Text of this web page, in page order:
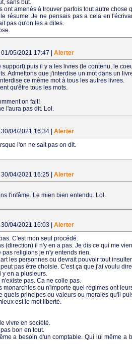
sans but.
ont amenés à trouver parfois tout autre chose
résume. Je ne pensais pas a cela en
pas qu'on les a dites.
01/05/2021 17:47
Alerter
support) puis il y a les livres (le contenu, le
Admettons que j'interdise un mot dans un
ce même mot à tous les autres livres.
qu'être tous les mots.
on fait!
l'aura pas dit. Lol.
30/04/2021 16:34
Alerter
l'on ne sait pas on dit.
04/2021 16:25 | Alerter
l'infâme. Le mien bien entendu. Lol.
04/2021 16:03 | Alerter
C'est mon seul procédé.
(direction) il n'y en a pas. Je dis ce qui me
religions je n'y entends rien.
les personnes ou devrait pouvoir tout
pas être choisie. C'est ça que j'ai voulu
y en a plusieurs.
pas. Ca ne colle pas.
ou n'importe quel régimes ont
quels principes ou valeurs ou morales qu'il
est le mot liberté.
vivre en société.
bon en tout.
a besoin d'un comptable. Qui lui même